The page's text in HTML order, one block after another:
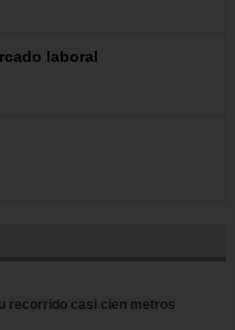
laboral
recorrido casi cien metros